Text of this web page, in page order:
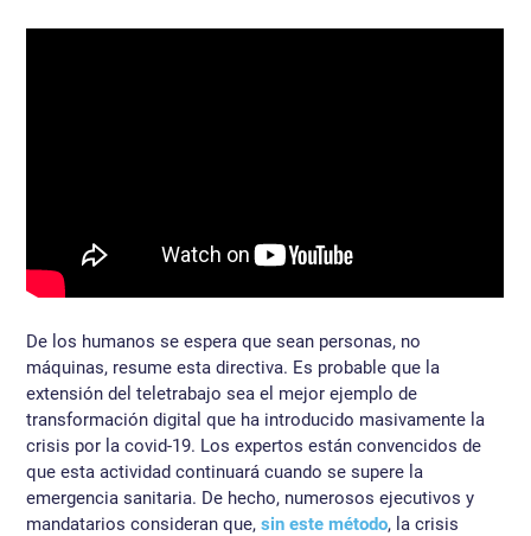
De los humanos se espera que sean personas, no
máquinas, resume esta directiva. Es probable que la
extensión del teletrabajo sea el mejor ejemplo de
transformación digital que ha introducido masivamente la
crisis por la covid-19. Los expertos están convencidos de
que esta actividad continuará cuando se supere la
emergencia sanitaria. De hecho, numerosos ejecutivos y
mandatarios consideran que,sin este método, la crisis